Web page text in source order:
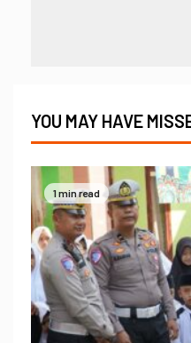
YOU MAY HAVE
1 min read